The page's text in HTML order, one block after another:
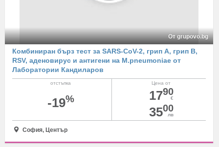
От grupovo.bg
Комбиниран бърз тест за SARS-CoV-2, грип А, грип В,
RSV, аденовирус и антигени на M.pneumoniae от
Лаборатории Кандиларов
Цена от
1790
€
3500
лв
отстъпка
-19%
София, Център